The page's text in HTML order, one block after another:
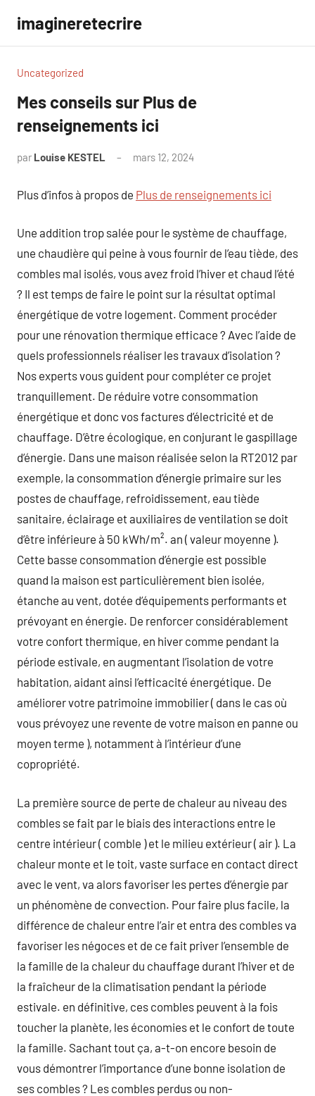
contenu
imagineretecrire
Uncategorized
Mes conseils sur Plus de
renseignements ici
par Louise KESTEL mars 12, 2024
Plus d’infos à propos de Plus de renseignements ici
Une addition trop salée pour le système de chauffage,
une chaudière qui peine à vous fournir de l’eau tiède, des
combles mal isolés, vous avez froid l’hiver et chaud l’été
? Il est temps de faire le point sur la résultat optimal
énergétique de votre logement. Comment procéder
pour une rénovation thermique efficace ? Avec l’aide de
quels professionnels réaliser les travaux d’isolation ?
Nos experts vous guident pour compléter ce projet
tranquillement. De réduire votre consommation
énergétique et donc vos factures d’électricité et de
chauffage. D’être écologique, en conjurant le gaspillage
d’énergie. Dans une maison réalisée selon la RT2012 par
exemple, la consommation d’énergie primaire sur les
postes de chauffage, refroidissement, eau tiède
sanitaire, éclairage et auxiliaires de ventilation se doit
d’être inférieure à 50 kWh/m². an ( valeur moyenne ).
Cette basse consommation d’énergie est possible
quand la maison est particulièrement bien isolée,
étanche au vent, dotée d’équipements performants et
prévoyant en énergie. De renforcer considérablement
votre confort thermique, en hiver comme pendant la
période estivale, en augmentant l’isolation de votre
habitation, aidant ainsi l’efficacité énergétique. De
améliorer votre patrimoine immobilier ( dans le cas où
vous prévoyez une revente de votre maison en panne ou
moyen terme ), notamment à l’intérieur d’une
copropriété.
La première source de perte de chaleur au niveau des
combles se fait par le biais des interactions entre le
centre intérieur ( comble ) et le milieu extérieur ( air ). La
chaleur monte et le toit, vaste surface en contact direct
avec le vent, va alors favoriser les pertes d’énergie par
un phénomène de convection. Pour faire plus facile, la
différence de chaleur entre l’air et entra des combles va
favoriser les négoces et de ce fait priver l’ensemble de
la famille de la chaleur du chauffage durant l’hiver et de
la fraîcheur de la climatisation pendant la période
estivale. en définitive, ces combles peuvent à la fois
toucher la planète, les économies et le confort de toute
la famille. Sachant tout ça, a-t-on encore besoin de
vous démontrer l’importance d’une bonne isolation de
ses combles ? Les combles perdus ou non-